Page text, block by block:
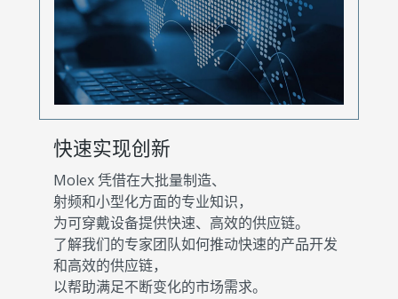
快速实现创新
Molex 凭借在大批量制造、
射频和小型化方面的专业知识，
为可穿戴设备提供快速、高效的供应链。
了解我们的专家团队如何推动快速的产品开发
和高效的供应链，
以帮助满足不断变化的市场需求。